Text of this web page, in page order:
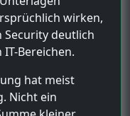
wirken,
Security deutlich
Bereichen.
hat meist
Nicht ein